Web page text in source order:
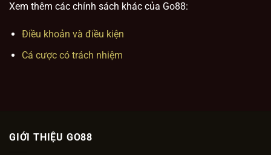
Xem thêm các chính sách khác của Go88:
Điều khoản và điều kiện
Cá cược có trách nhiệm
GIỚI THIỆU GO88